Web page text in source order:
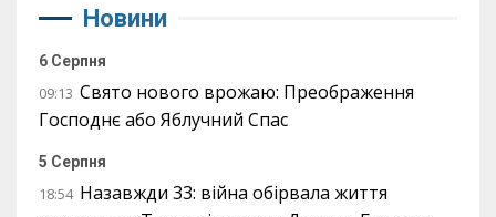
Новини
6 Серпня
09:13 Свято нового врожаю: Преображення
Господнє або Яблучний Спас
5 Серпня
18:54 Назавжди 33: війна обірвала життя